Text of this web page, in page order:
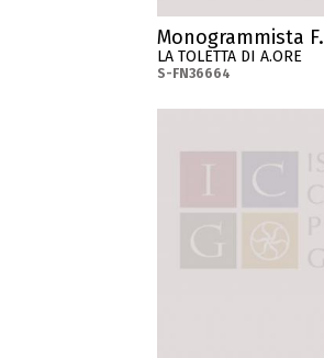
Monogrammista F.
LA TOLETTA DI A.ORE
S-FN36664